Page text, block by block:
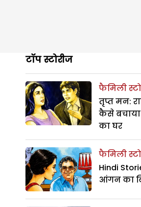
टॉप स्टोरीज
फैमिली
तृप्त मन:
कैसे
का घर
फैमिली
Hindi
आंगन का